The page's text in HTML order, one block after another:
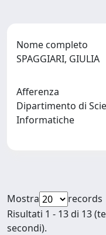
Nome completo
SPAGGIARI, GIULIA
Afferenza
Dipartimento di
Informatiche
Mostra
records
Risultati 1 - 13 di 13
secondi).